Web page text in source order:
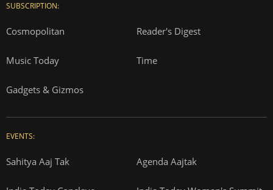
SUBSCRIPTION:
Cosmopolitan Reader's Digest
Music Today Time
Gadgets & Gizmos
EVENTS:
Sahitya Aaj Tak Agenda Aajtak